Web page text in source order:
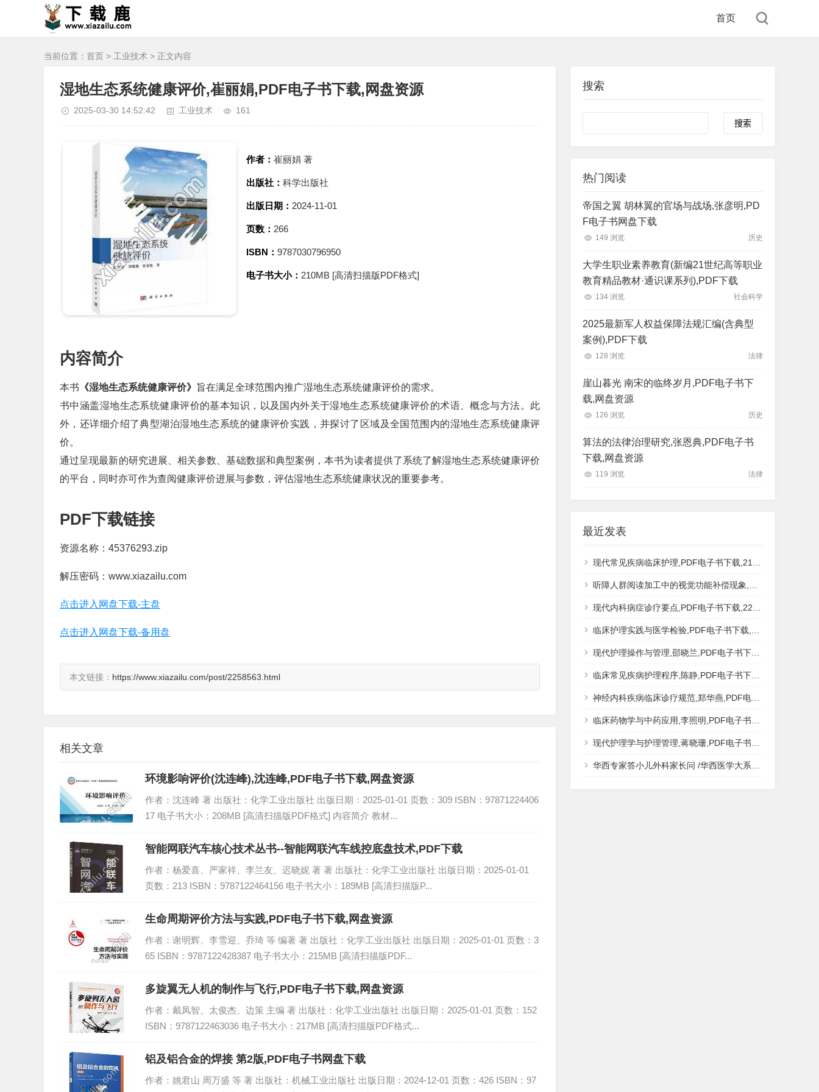
首页
当前位置： 首页 > 工业技术 > 正文内容
湿地生态系统健康评价,崔丽娟,PDF电子书下载,网盘资源
2025-03-30 14:52:42 工业技术 161
作者： 崔丽娟 著
出版社： 科学出版社
出版日期： 2024-11-01
页数： 266
ISBN： 9787030796950
电子书大小： 210MB [高清扫描版PDF格式]
内容简介
本书 《湿地生态系统健康评价》 旨在满足全球范围内推广湿地生态系统健康评价的需求。
书中涵盖湿地生态系统健康评价的基本知识，以及国内外关于湿地生态系统健康评价的术语、概念与方法。此
外，还详细介绍了典型湖泊湿地生态系统的健康评价实践，并探讨了区域及全国范围内的湿地生态系统健康评
价。
通过呈现最新的研究进展、相关参数、基础数据和典型案例，本书为读者提供了系统了解湿地生态系统健康评价
的平台，同时亦可作为查阅健康评价进展与参数，评估湿地生态系统健康状况的重要参考。
PDF下载链接
资源名称：45376293.zip
解压密码：www.xiazailu.com
点击进入网盘下载-主盘
点击进入网盘下载-备用盘
本文链接： https://www.xiazailu.com/post/2258563.html
相关文章
环境影响评价(沈连峰),沈连峰,PDF电子书下载,网盘资源
作者：沈连峰 著 出版社：化学工业出版社 出版日期：2025-01-01 页数：309 ISBN：97871224406
17 电子书大小：208MB [高清扫描版PDF格式] 内容简介 教材...
智能网联汽车核心技术丛书--智能网联汽车线控底盘技术,PDF下载
作者：杨爱喜、严家祥、李兰友、迟晓妮 著 著 出版社：化学工业出版社 出版日期：2025-01-01
页数：213 ISBN：9787122464156 电子书大小：189MB [高清扫描版P...
生命周期评价方法与实践,PDF电子书下载,网盘资源
作者：谢明辉、李雪迎、乔琦 等 编著 著 出版社：化学工业出版社 出版日期：2025-01-01 页数：3
65 ISBN：9787122428387 电子书大小：215MB [高清扫描版PDF...
多旋翼无人机的制作与飞行,PDF电子书下载,网盘资源
作者：戴凤智、太俊杰、边策 主编 著 出版社：化学工业出版社 出版日期：2025-01-01 页数：152
ISBN：9787122463036 电子书大小：217MB [高清扫描版PDF格式...
铝及铝合金的焊接 第2版,PDF电子书网盘下载
作者：姚君山 周万盛 等 著 出版社：机械工业出版社 出版日期：2024-12-01 页数：426 ISBN：97
搜索
Search
热门阅读
帝国之翼 胡林翼的官场与战场,张彦明,PD
F电子书网盘下载
149 浏览 历史
大学生职业素养教育(新编21世纪高等职业
教育精品教材·通识课系列),PDF下载
134 浏览 社会科学
2025最新军人权益保障法规汇编(含典型
案例),PDF下载
128 浏览 法律
崖山暮光 南宋的临终岁月,PDF电子书下
载,网盘资源
126 浏览 历史
算法的法律治理研究,张恩典,PDF电子书
下载,网盘资源
119 浏览 法律
最近发表
现代常见疾病临床护理,PDF电子书下载,217MB,网盘资源
听障人群阅读加工中的视觉功能补偿现象,秦钊,PDF电子书下载,网盘资源
现代内科病症诊疗要点,PDF电子书下载,223MB,网盘资源
临床护理实践与医学检验,PDF电子书下载,193MB,网盘资源
现代护理操作与管理,邵晓兰,PDF电子书下载,242MB,网盘资源
临床常见疾病护理程序,陈静,PDF电子书下载,185MB,网盘资源
神经内科疾病临床诊疗规范,郑华燕,PDF电子书下载,188MB,网盘资源
临床药物学与中药应用,李照明,PDF电子书下载,202MB,网盘资源
现代护理学与护理管理,蒋晓珊,PDF电子书下载,223MB,网盘资源
华西专家答小儿外科家长问 /华西医学大系?医学科普,PDF电子书网盘下载